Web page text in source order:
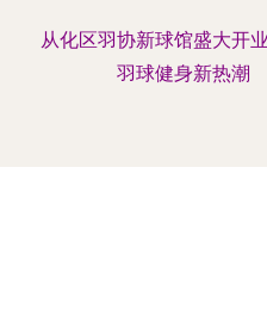
从化区羽协新球馆盛大开
羽球健身新热潮